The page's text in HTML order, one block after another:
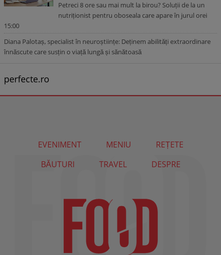
Petreci 8 ore sau mai mult la birou? Soluții de la un
nutriționist pentru oboseala care apare în jurul orei
15:00
Diana Palotaș, specialist în neuroștiințe: Deținem abilități extraordinare
înnăscute care susțin o viață lungă și sănătoasă
perfecte.ro
EVENIMENT MENIU
REȚETE
BĂUTURI
TRAVEL DESPRE